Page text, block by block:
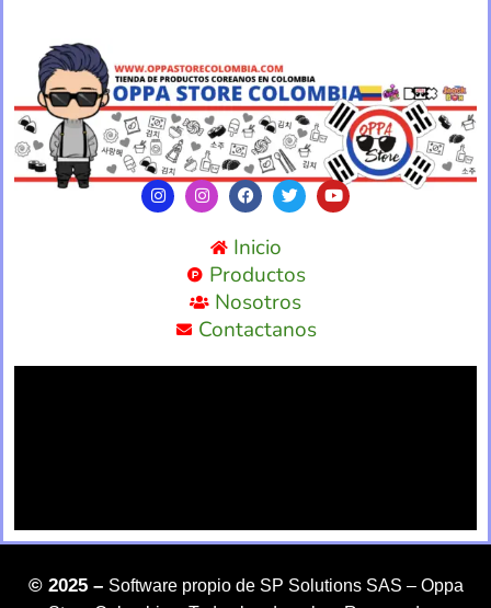
Inicio
Productos
Nosotros
Contactanos
©2025 – Software propio de SP Solutions SAS – Oppa